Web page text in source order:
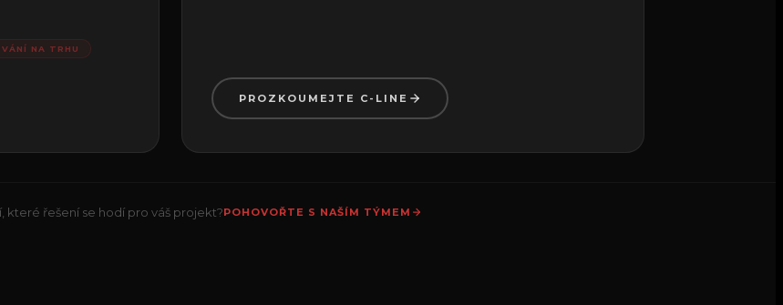
NA TRHU
PROZKOUMEJTE C-LINE
které řešení se hodí pro váš projekt?POHOVOŘTE S NAŠÍM TÝMEM